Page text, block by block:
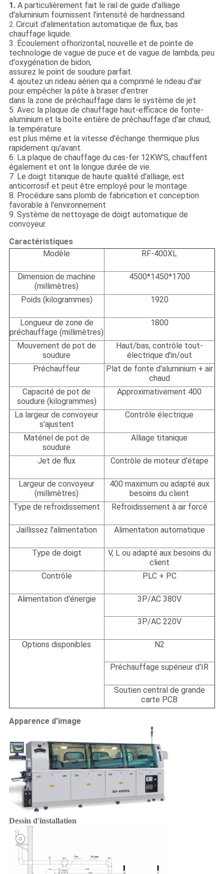
1. A particulièrement fait le rail de guide d'alliage
d'aluminium fournissent l'intensité de hardnessand.
2. Circuit d'alimentation automatique de flux, bas
chauffage liquide.
3. Écoulement ofhorizontal, nouvelle et de pointe de
technologie de vague de puce et de vague de lambda, peu
d'oxygénation de bidon,
assurez le point de soudure parfait.
4. ajoutez un rideau aérien qui a comprimé le rideau d'air
pour empêcher la pâte à braser d'entrer
dans la zone de préchauffage dans le système de jet.
5. Avec la plaque de chauffage haut-efficace de fonte-
aluminium et la boîte entière de préchauffage d'air chaud,
la température
est plus même et la vitesse d'échange thermique plus
rapidement qu'avant.
6. La plaque de chauffage du cas-fer 12KW'S, chauffent
également et ont la longue durée de vie.
7. Le doigt titanique de haute qualité d'alliage, est
anticorrosif et peut être employé pour le montage.
8. Procédure sans plomb de fabrication et conception
favorable à l'environnement
9. Système de nettoyage de doigt automatique de
convoyeur.
Caractéristiques
Modèle
RF-400XL
Dimension de machine
(millimètres)
4500*1450*1700
Poids (kilogrammes) 1920
Longueur de zone de
préchauffage (millimètres)
1800
Mouvement de pot de
soudure
Haut/bas, contrôle tout-
électrique d'in/out
Préchauffeur
Plat de fonte d'aluminium + air
chaud
Capacité de pot de
soudure (kilogrammes)
Approximativement 400
La largeur de convoyeur
s'ajustent
Contrôle électrique
Matériel de pot de
soudure
Alliage titanique
Jet de flux Contrôle de moteur d'étape
Largeur de convoyeur
(millimètres)
400 maximum ou adapté aux
besoins du client
Type de refroidissement
Refroidissement à air forcé
Jaillissez l'alimentation Alimentation automatique
Type de doigt
V, L ou adapté aux besoins du
client
Contrôle
PLC + PC
Alimentation d'énergie 3P/AC 380V
3P/AC 220V
Options disponibles N2
Préchauffage supérieur d'IR
Soutien central de grande
carte PCB
Apparence d'image
Dessin d'installation